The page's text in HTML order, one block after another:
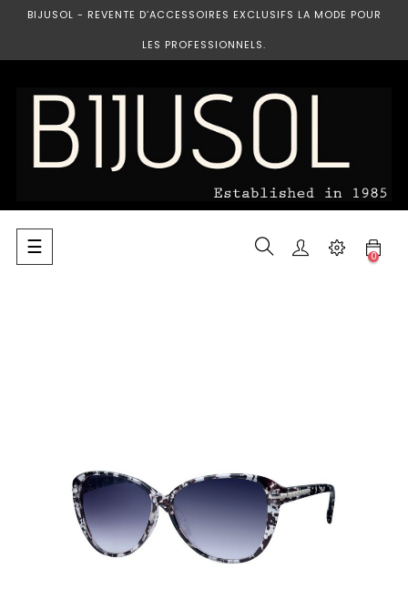
BIJUSOL - REVENTE D’ACCESSOIRES EXCLUSIFS LA MODE POUR
LES PROFESSIONNELS.
Basculer
la
☰ 0